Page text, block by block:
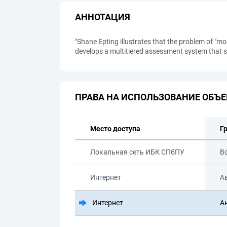
АННОТАЦИЯ
"Shane Epting illustrates that the problem of
develops a multitiered assessment system that
ПРАВА НА ИСПОЛЬЗОВАНИЕ
Место доступа
Локальная сеть ИБК СПбПУ
Интернет
Интернет